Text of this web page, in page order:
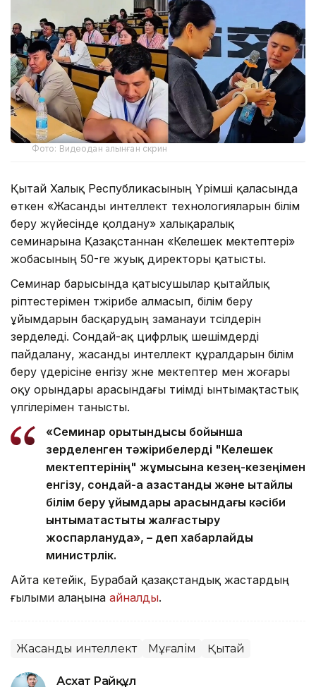
Фото: Видеодан алынған скрин
Қытай Халық Республикасының Үрімші қаласында
өткен «Жасанды интеллект технологияларын білім
беру жүйесінде қолдану» халықаралық
семинарына Қазақстаннан «Келешек мектептері»
жобасының 50-ге жуық директоры қатысты.
Семинар барысында қатысушылар қытайлық
әріптестерімен тәжірибе алмасып, білім беру
ұйымдарын басқарудың заманауи тәсілдерін
зерделеді. Сондай-ақ цифрлық шешімдерді
пайдалану, жасанды интеллект құралдарын білім
беру үдерісіне енгізу және мектептер мен жоғары
оқу орындары арасындағы тиімді ынтымақтастық
үлгілерімен танысты.
«Семинар қорытындысы бойынша
зерделенген тәжірибелерді "Келешек
мектептерінің" жұмысына кезең-кезеңімен
енгізу, сондай-ақ қазақстандық және қытайлық
білім беру ұйымдары арасындағы кәсіби
ынтымақтастықты жалғастыру
жоспарлануда», – деп хабарлайды
министрлік.
Айта кетейік, Бурабай қазақстандық жастардың
ғылыми алаңына айналды.
Жасанды интеллект Мұғалім Қытай
Асхат Райқұл